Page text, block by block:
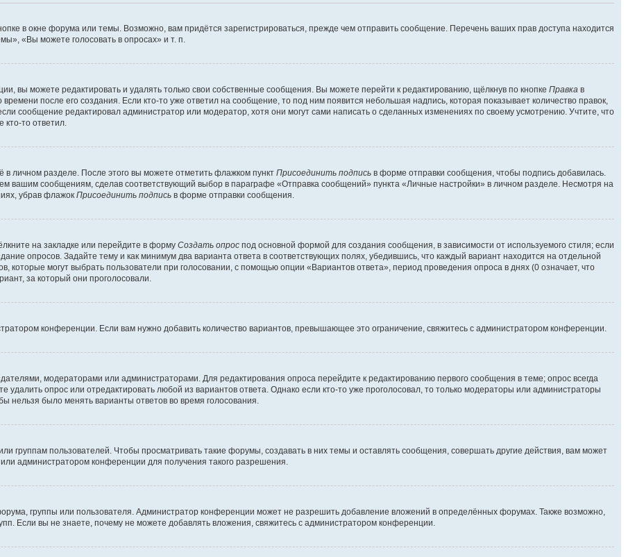
в окне форума или темы. Возможно, вам придётся зарегистрироваться, прежде чем отправить сообщение. Перечень ваших прав доступа находится
«Вы можете голосовать в опросах» и т. п.
вы можете редактировать и удалять только свои собственные сообщения. Вы можете перейти к редактированию, щёлкнув по кнопке Правка в
после его создания. Если кто-то уже ответил на сообщение, то под ним появится небольшая надпись, которая показывает количество правок,
сообщение редактировал администратор или модератор, хотя они могут сами написать о сделанных изменениях по своему усмотрению. Учтите, что
то ответил.
личном разделе. После этого вы можете отметить флажком пункт Присоединить подпись в форме отправки сообщения, чтобы подпись добавилась.
вашим сообщениям, сделав соответствующий выбор в параграфе «Отправка сообщений» пункта «Личные настройки» в личном разделе. Несмотря на
убрав флажок Присоединить подпись в форме отправки сообщения.
на закладке или перейдите в форму Создать опрос под основной формой для создания сообщения, в зависимости от используемого стиля; если
опросов. Задайте тему и как минимум два варианта ответа в соответствующих полях, убедившись, что каждый вариант находится на отдельной
которые могут выбрать пользователи при голосовании, с помощью опции «Вариантов ответа», период проведения опроса в днях (0 означает, что
за который они проголосовали.
конференции. Если вам нужно добавить количество вариантов, превышающее это ограничение, свяжитесь с администратором конференции.
модераторами или администраторами. Для редактирования опроса перейдите к редактированию первого сообщения в теме; опрос всегда
удалить опрос или отредактировать любой из вариантов ответа. Однако если кто-то уже проголосовал, то только модераторы или администраторы
нельзя было менять варианты ответов во время голосования.
группам пользователей. Чтобы просматривать такие форумы, создавать в них темы и оставлять сообщения, совершать другие действия, вам может
администратором конференции для получения такого разрешения.
группы или пользователя. Администратор конференции может не разрешить добавление вложений в определённых форумах. Также возможно,
Если вы не знаете, почему не можете добавлять вложения, свяжитесь с администратором конференции.